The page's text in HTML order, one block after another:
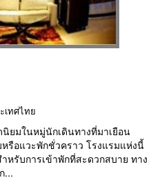
เทศไทย
ยมในหมู่นักเดินทางที่มาเยือน
รือแวะพักชั่วคราว โรงแรมแห่งนี้
หรับการเข้าพักที่สะดวกสบาย ทาง
...